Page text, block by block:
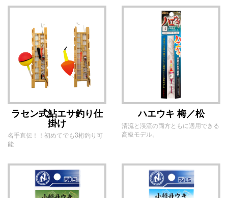
ラセン式鮎エサ釣り仕
掛け
名手直伝！！初めてでも3桁釣り可
能
ハエウキ 梅／松
清流と渓流の両方ともに適用できる
高級モデル。